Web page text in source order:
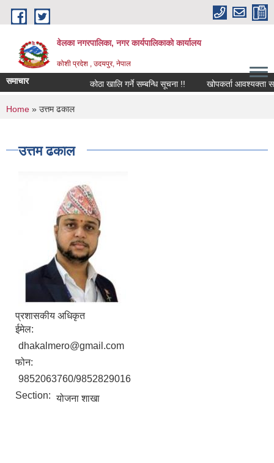
Skip to main content
वेलका नगरपालिका, नगर कार्यपालिकाको कार्यालय
कोशी प्रदेश , उदयपुर, नेपाल
समाचार कोठा खालि गर्ने सम्बन्धि सूचना !! खोपकर्ता आवश्यक्ता
You are here
Home » उत्तम ढकाल
उत्तम ढकाल
प्रशासकीय अधिकृत
ईमेल:
dhakalmero@gmail.com
फोन:
9852063760/9852829016
Section: योजना शाखा